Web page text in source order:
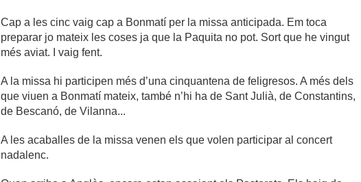
Cap a les cinc vaig cap a Bonmatí per la missa anticipada. Em toca
preparar jo mateix les coses ja que la Paquita no pot. Sort que he vingut
més aviat. I vaig fent.
A la missa hi participen més d’una cinquantena de feligresos. A més dels
que viuen a Bonmatí mateix, també n’hi ha de Sant Julià, de Constantins,
de Bescanó, de Vilanna...
A les acaballes de la missa venen els que volen participar al concert
nadalenc.